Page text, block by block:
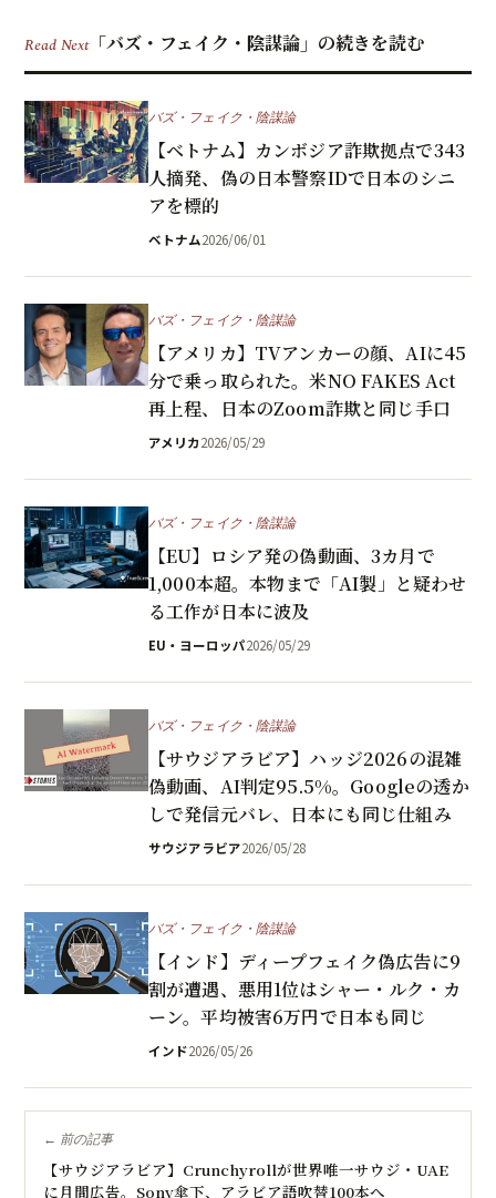
Read Next「バズ・フェイク・陰謀論」の続きを読む
バズ・フェイク・陰謀論
【ベトナム】カンボジア詐欺拠点で343
人摘発、偽の日本警察IDで日本のシニ
アを標的
ベトナム2026/06/01
バズ・フェイク・陰謀論
【アメリカ】TVアンカーの顔、AIに45
分で乗っ取られた。米NO FAKES Act
再上程、日本のZoom詐欺と同じ手口
アメリカ2026/05/29
バズ・フェイク・陰謀論
【EU】ロシア発の偽動画、3カ月で
1,000本超。本物まで「AI製」と疑わせ
る工作が日本に波及
EU・ヨーロッパ2026/05/29
バズ・フェイク・陰謀論
【サウジアラビア】ハッジ2026の混雑
偽動画、AI判定95.5%。Googleの透か
しで発信元バレ、日本にも同じ仕組み
サウジアラビア2026/05/28
バズ・フェイク・陰謀論
【インド】ディープフェイク偽広告に9
割が遭遇、悪用1位はシャー・ルク・カ
ーン。平均被害6万円で日本も同じ
インド2026/05/26
← 前の記事
【サウジアラビア】Crunchyrollが世界唯一サウジ・UAE
に月間広告。Sony傘下、アラビア語吹替100本へ